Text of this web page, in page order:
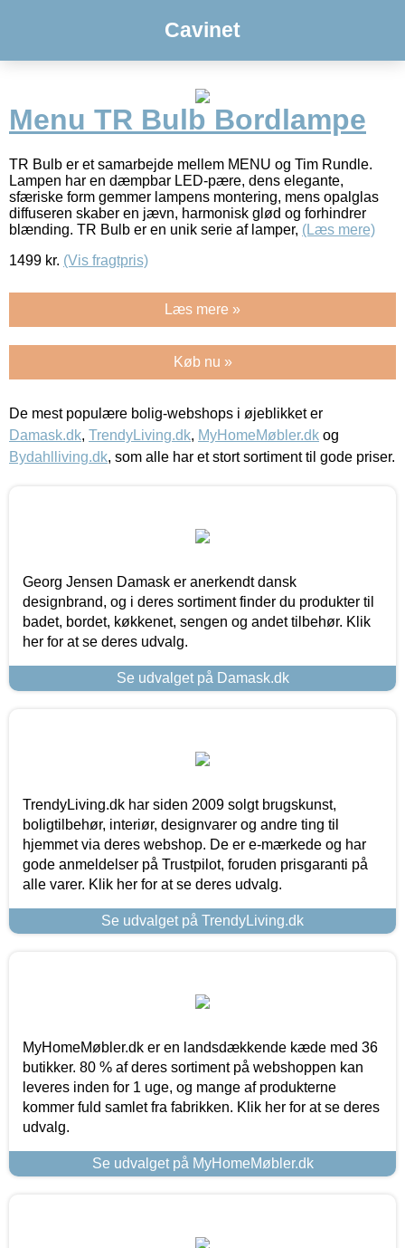
Cavinet
Menu TR Bulb Bordlampe
TR Bulb er et samarbejde mellem MENU og Tim Rundle.
Lampen har en dæmpbar LED-pære, dens elegante,
sfæriske form gemmer lampens montering, mens opalglas
diffuseren skaber en jævn, harmonisk glød og forhindrer
blænding. TR Bulb er en unik serie af lamper, (Læs mere)
1499 kr. (Vis fragtpris)
Læs mere »
Køb nu »
De mest populære bolig-webshops i øjeblikket er
Damask.dk, TrendyLiving.dk, MyHomeMøbler.dk og
Bydahlliving.dk, som alle har et stort sortiment til gode priser.
Georg Jensen Damask er anerkendt dansk
designbrand, og i deres sortiment finder du produkter til
badet, bordet, køkkenet, sengen og andet tilbehør. Klik
her for at se deres udvalg.
Se udvalget på Damask.dk
TrendyLiving.dk har siden 2009 solgt brugskunst,
boligtilbehør, interiør, designvarer og andre ting til
hjemmet via deres webshop. De er e-mærkede og har
gode anmeldelser på Trustpilot, foruden prisgaranti på
alle varer. Klik her for at se deres udvalg.
Se udvalget på TrendyLiving.dk
MyHomeMøbler.dk er en landsdækkende kæde med 36
butikker. 80 % af deres sortiment på webshoppen kan
leveres inden for 1 uge, og mange af produkterne
kommer fuld samlet fra fabrikken. Klik her for at se deres
udvalg.
Se udvalget på MyHomeMøbler.dk